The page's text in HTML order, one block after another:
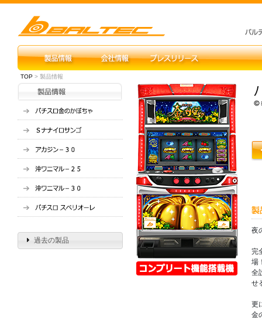
TOP > 製品情報
夜
完
場
全
せ
更
金
過去の製品